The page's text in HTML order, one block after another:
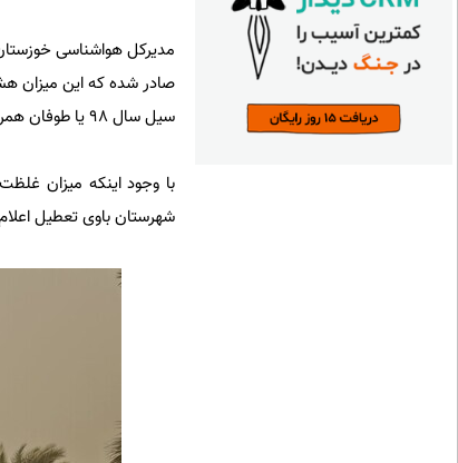
مدیرکل هواشناسی
صادر شده که این میزان
سیل سال ۹۸ یا طوفان همرفتی صادر می‌شود.
شهرستان باوی تعطیل